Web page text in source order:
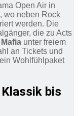
Open Air in
wo neben Rock
werden. Die
die zu Acts
unter freiem
an Tickets und
Wohlfühlpaket
bis